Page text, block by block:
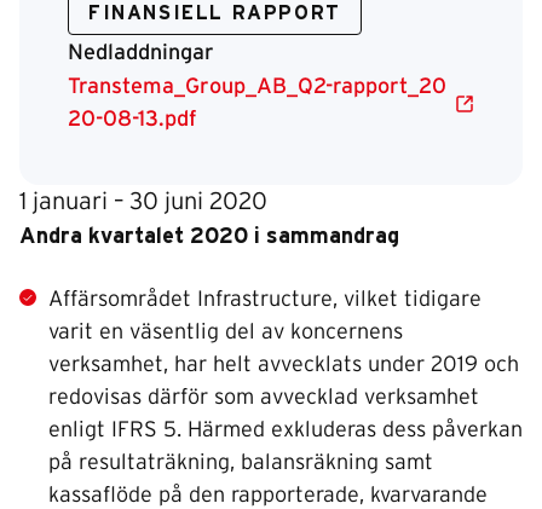
FINANSIELL RAPPORT
Nedladdningar
Transtema_Group_AB_Q2-rapport_20
20-08-13.pdf
1 januari – 30 juni 2020
Andra kvartalet 2020 i sammandrag
Affärsområdet Infrastructure, vilket tidigare
varit en väsentlig del av koncernens
verksamhet, har helt avvecklats under 2019 och
redovisas därför som avvecklad verksamhet
enligt IFRS 5. Härmed exkluderas dess påverkan
på resultaträkning, balansräkning samt
kassaflöde på den rapporterade, kvarvarande